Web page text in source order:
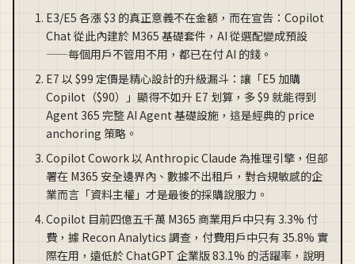
E3/E5 各漲 $3 的真正意義不在金額，而在宣告：Copilot
Chat 從此內建於 M365 基礎套件，AI 從選配變成預設
——每個用戶不管用不用，都已在付 AI 的錢。
E7 以 $99 定價是精心設計的升級漏斗：讓「E5 加購
Copilot（$90）」顯得不如升 E7 划算，多 $9 就能得到
Agent 365 完整 AI Agent 基礎設施，這是經典的 price
anchoring 策略。
Copilot Cowork 以 Anthropic Claude 為推理引擎，但部
署在 M365 安全邊界內、數據不出租戶，對合規敏感的企
業而言「資料主權」才是最後的採購說服力。
Copilot 目前四億五千萬 M365 商業用戶中只有 3.3% 付
費，據 Recon Analytics 調查，付費用戶中只有 35.8% 實
際在用，遠低於 ChatGPT 企業版 83.1% 的活躍率，說明